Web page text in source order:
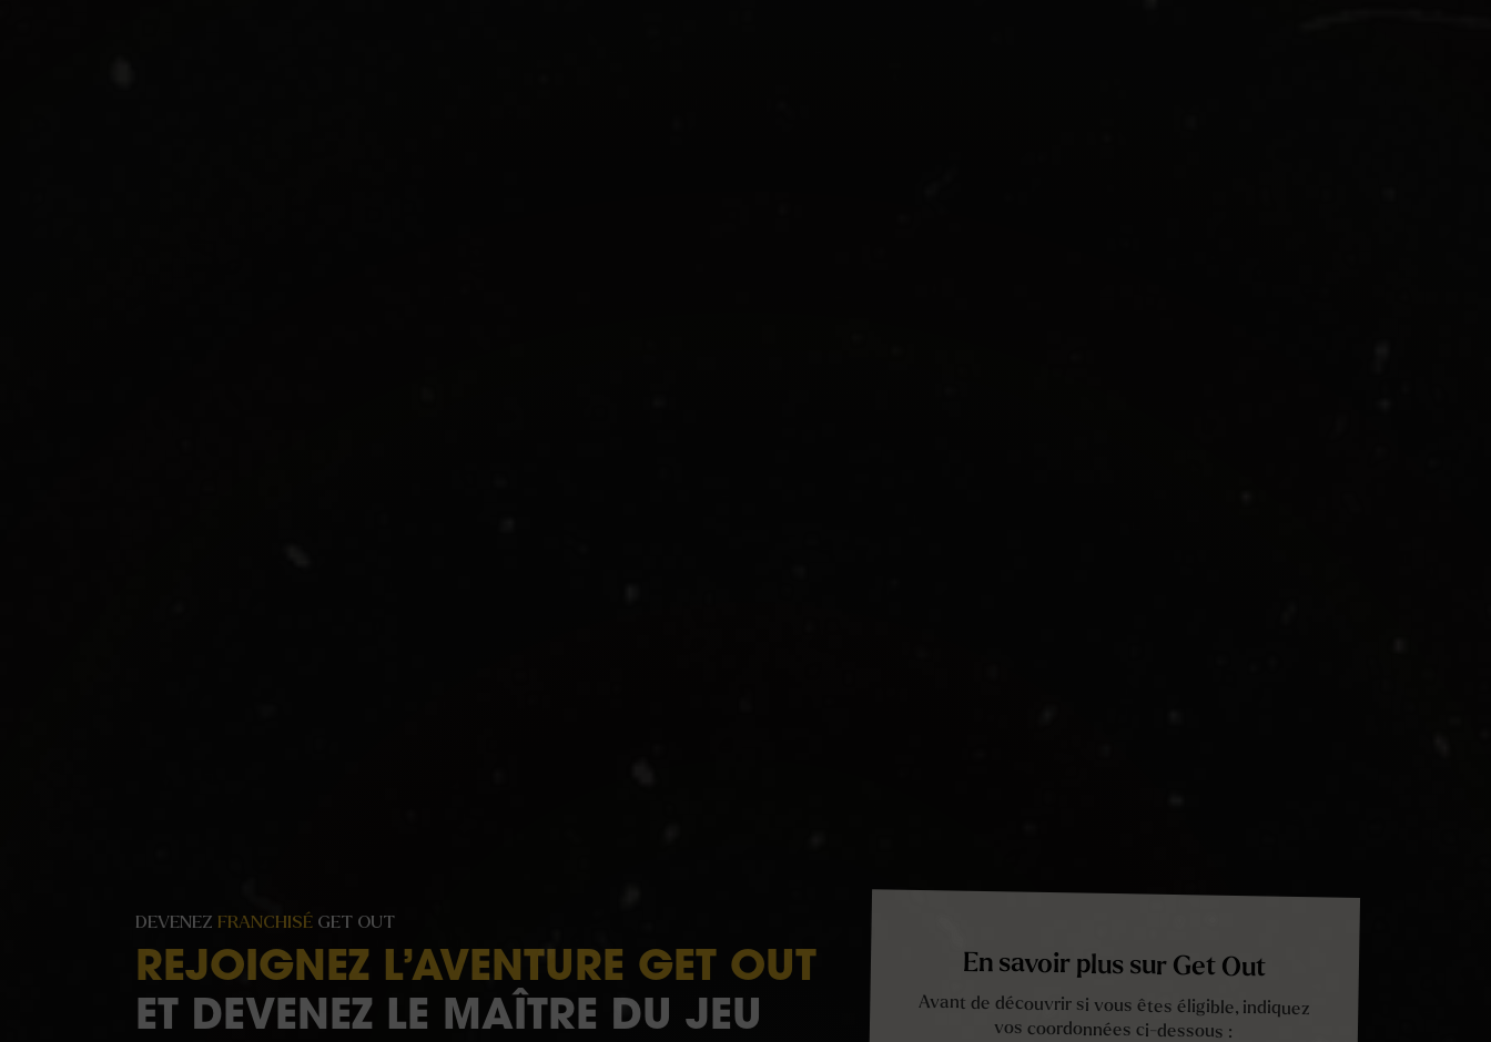
DEVENEZ FRANCHISÉ GET OUT
REJOIGNEZ L’AVENTURE GET OUT
ET DEVENEZ LE MAÎTRE DU JEU
En savoir plus sur Get Out
Avant de découvrir si vous êtes éligible, indiquez
vos coordonnées ci-dessous :